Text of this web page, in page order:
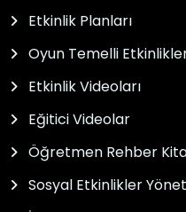
Etkinlik Planları
Oyun Temelli
Etkinlik Videoları
Eğitici Videolar
Öğretmen Rehber
Sosyal Etkinlikler